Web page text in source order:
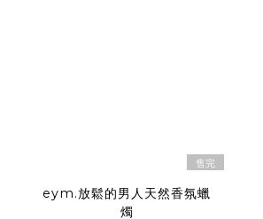
售完
eym.放鬆的男人天然香氛蠟
燭